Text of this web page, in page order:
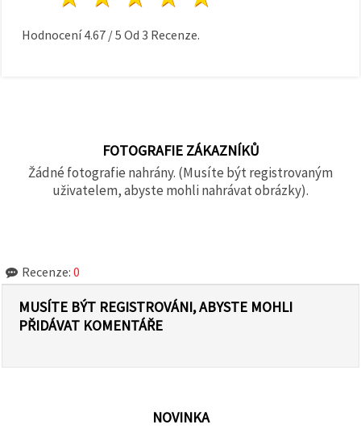
Hodnocení4.67 /5 Od 3 Recenze.
FOTOGRAFIE ZÁKAZNÍKŮ
Žádné fotografie nahrány. (Musíte být registrovaným
uživatelem, abyste mohli nahrávat obrázky).
Recenze: 0
MUSÍTE BÝT REGISTROVÁNI, ABYSTE MOHLI
PŘIDÁVAT KOMENTÁŘE
NOVINKA